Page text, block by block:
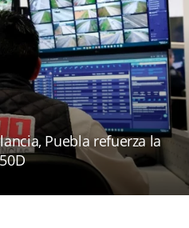
Puebla refuerza la